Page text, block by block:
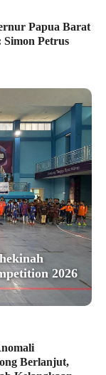
Papua Barat
Petrus
2026
Berlanjut,